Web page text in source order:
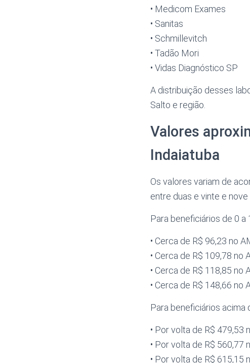
• Medicom Exames
• Sanitas
• Schmillevitch
• Tadão Mori
• Vidas Diagnóstico SP
A distribuição desses
Salto e região.
Valores
Indaiatuba
Os valores variam de
entre duas e vinte e
Para beneficiários de 0 a
• Cerca de R$ 96,23 no
• Cerca de R$ 109,78 no
• Cerca de R$ 118,85 no
• Cerca de R$ 148,66 no
Para beneficiários acima
• Por volta de R$ 479,53
• Por volta de R$ 560,77
• Por volta de R$ 615,15